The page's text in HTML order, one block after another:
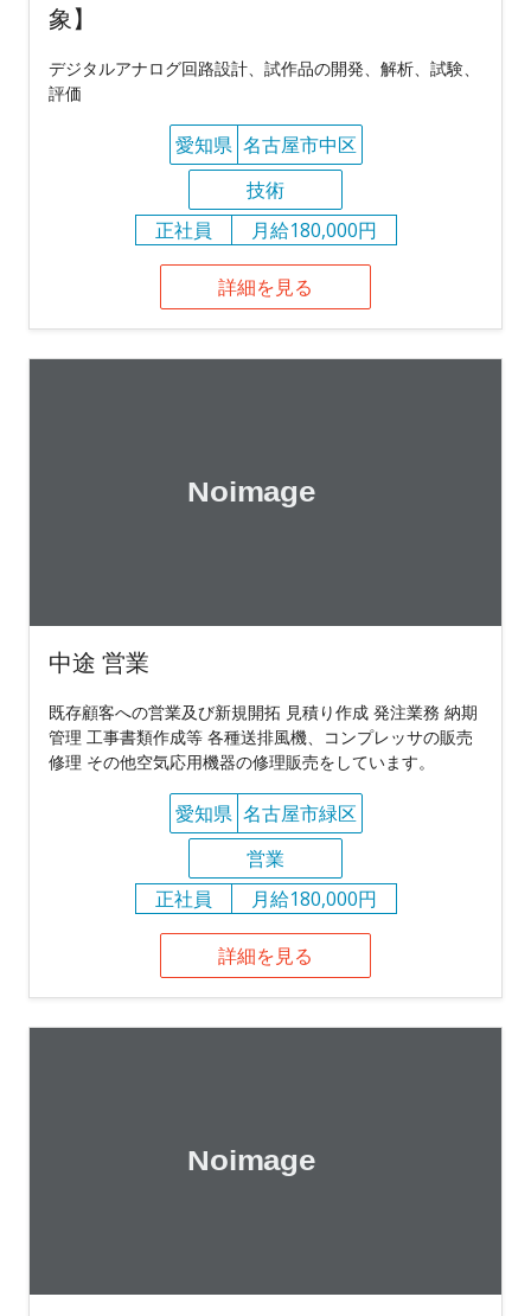
象】
デジタルアナログ回路設計、試作品の開発、解析、試験、
評価
愛知県 名古屋市中区
技術
正社員
月給180,000円
詳細を見る
中途 営業
既存顧客への営業及び新規開拓 見積り作成 発注業務 納期
管理 工事書類作成等 各種送排風機、コンプレッサの販売
修理 その他空気応用機器の修理販売をしています。
愛知県 名古屋市緑区
営業
正社員
月給180,000円
詳細を見る